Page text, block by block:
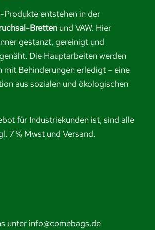
Produkte entstehen in der
Bretten und VAW. Hier
gestanzt, gereinigt und
Die Hauptarbeiten werden
mit Behinderungen erledigt – eine
aus sozialen und ökologischen
für Industriekunden ist, sind alle
7 % Mwst und Versand.
unter info@comebags.de